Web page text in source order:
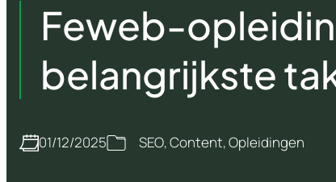
Feweb-
belangrijkste
01/12/2025 SEO, Content, Opleidingen